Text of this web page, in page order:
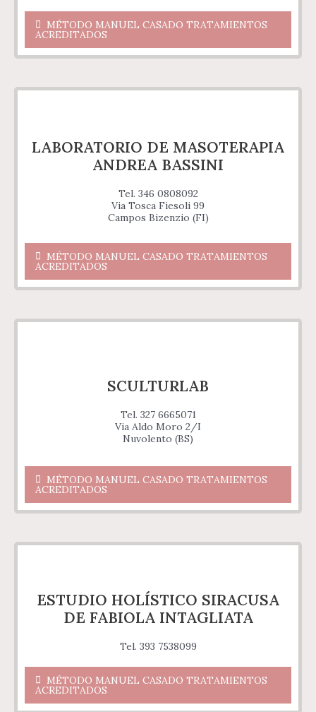
MÉTODO MANUEL CASADO TRATAMIENTOS
ACREDITADOS
LABORATORIO DE MASOTERAPIA
ANDREA BASSINI
Tel. 346 0808092
Via Tosca Fiesoli 99
Campos Bizenzio (FI)
MÉTODO MANUEL CASADO TRATAMIENTOS
ACREDITADOS
SCULTURLAB
Tel. 327 6665071
Via Aldo Moro 2/I
Nuvolento (BS)
MÉTODO MANUEL CASADO TRATAMIENTOS
ACREDITADOS
ESTUDIO HOLÍSTICO SIRACUSA
DE FABIOLA INTAGLIATA
Tel. 393 7538099
MÉTODO MANUEL CASADO TRATAMIENTOS
ACREDITADOS